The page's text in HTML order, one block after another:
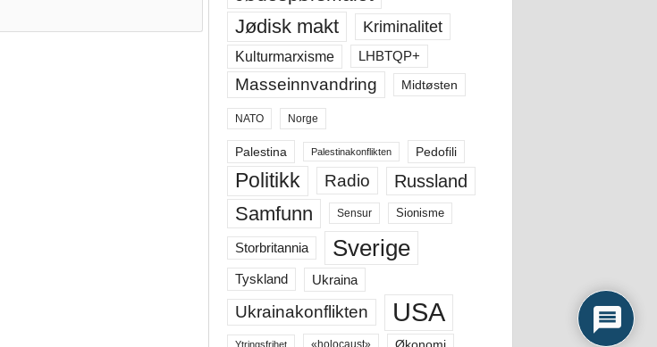
Jødisk makt Kriminalitet
Kulturmarxisme LHBTQP+
Masseinnvandring Midtøsten
NATO Norge
Palestina Palestinakonflikten Pedofili
Politikk Radio Russland
Samfunn Sensur Sionisme
Storbritannia Sverige
Tyskland Ukraina
Ukrainakonflikten USA
Ytringsfrihet